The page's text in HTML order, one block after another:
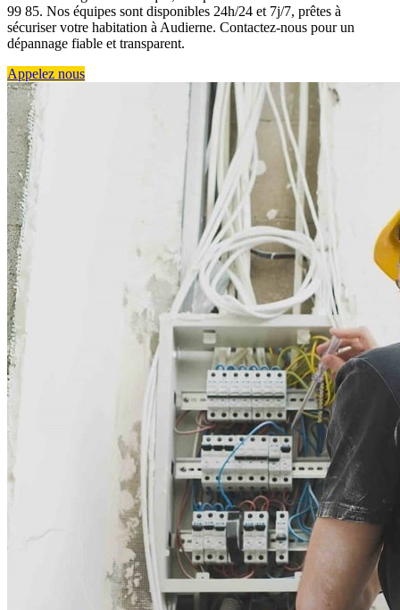
99 85. Nos équipes sont disponibles 24h/24 et 7j/7, prêtes à
sécuriser votre habitation à Audierne. Contactez-nous pour un
dépannage fiable et transparent.
Appelez nous